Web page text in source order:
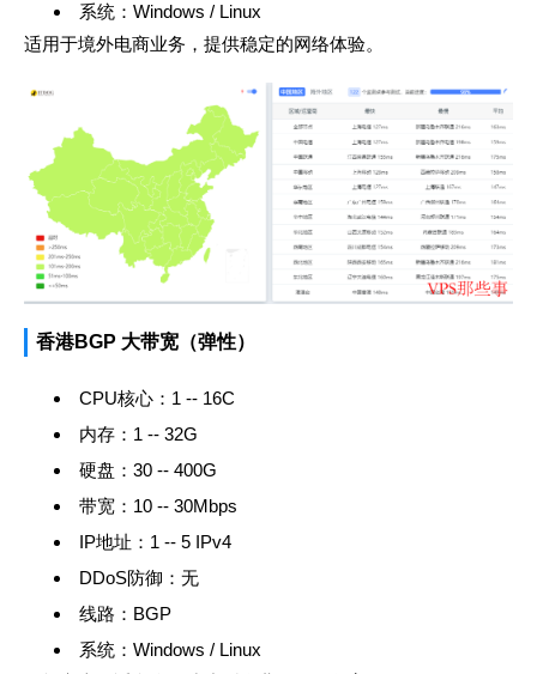
系统：Windows / Linux
适用于境外电商业务，提供稳定的网络体验。
香港BGP 大带宽（弹性）
CPU核心：1 -- 16C
内存：1 -- 32G
硬盘：30 -- 400G
带宽：10 -- 30Mbps
IP地址：1 -- 5 IPv4
DDoS防御：无
线路：BGP
系统：Windows / Linux